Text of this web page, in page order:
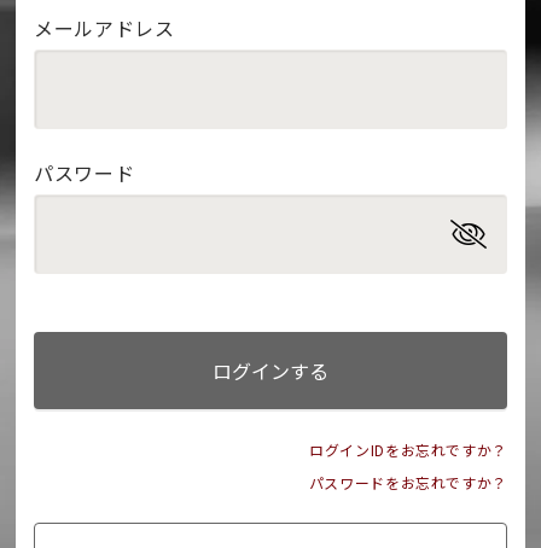
メールアドレス
パスワード
ログインする
ログインIDをお忘れですか？
パスワードをお忘れですか？